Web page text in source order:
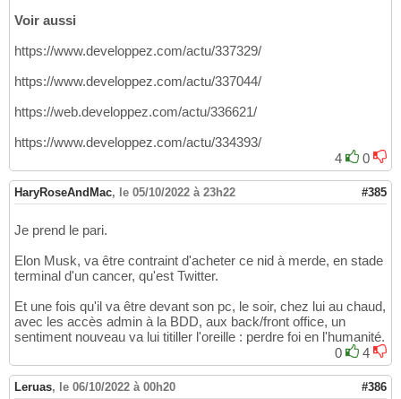
Voir aussi
https://www.developpez.com/actu/337329/
https://www.developpez.com/actu/337044/
https://web.developpez.com/actu/336621/
https://www.developpez.com/actu/334393/
4
0
HaryRoseAndMac, le 05/10/2022 à 23h22 #385
Je prend le pari.
Elon Musk, va être contraint d'acheter ce nid à merde, en stade
terminal d'un cancer, qu'est Twitter.
Et une fois qu'il va être devant son pc, le soir, chez lui au chaud,
avec les accès admin à la BDD, aux back/front office, un
sentiment nouveau va lui titiller l'oreille : perdre foi en l'humanité.
0
4
Leruas, le 06/10/2022 à 00h20 #386